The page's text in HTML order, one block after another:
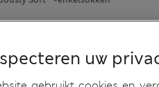
uw